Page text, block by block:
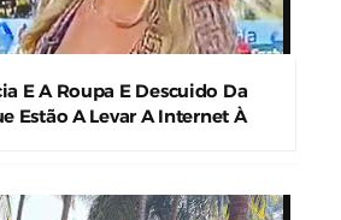
E A Roupa E Descuido Da
Estão A Levar A Internet À